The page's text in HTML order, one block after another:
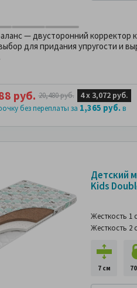
— двусторонний корректор
для придания упругости и
руб. 20,480 руб. 4 х 3,072 руб.
без переплаты за 1,365 руб.в
Подушка в
подарок
Детский
Kids
Жесткость 1
Жесткость 2
7 см